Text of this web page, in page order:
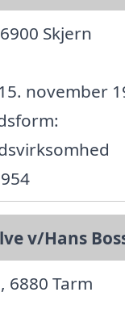
Skjern
november
v/Hans
6880 Tarm